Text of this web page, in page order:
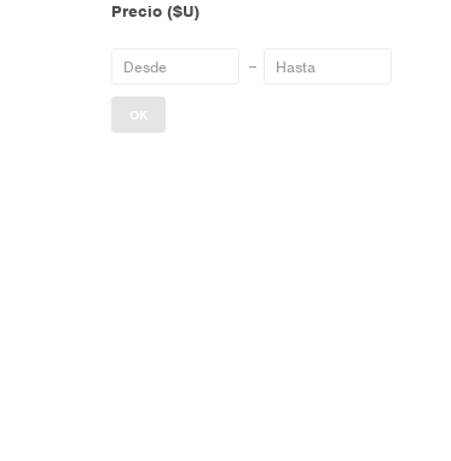
Precio ($U)
OK